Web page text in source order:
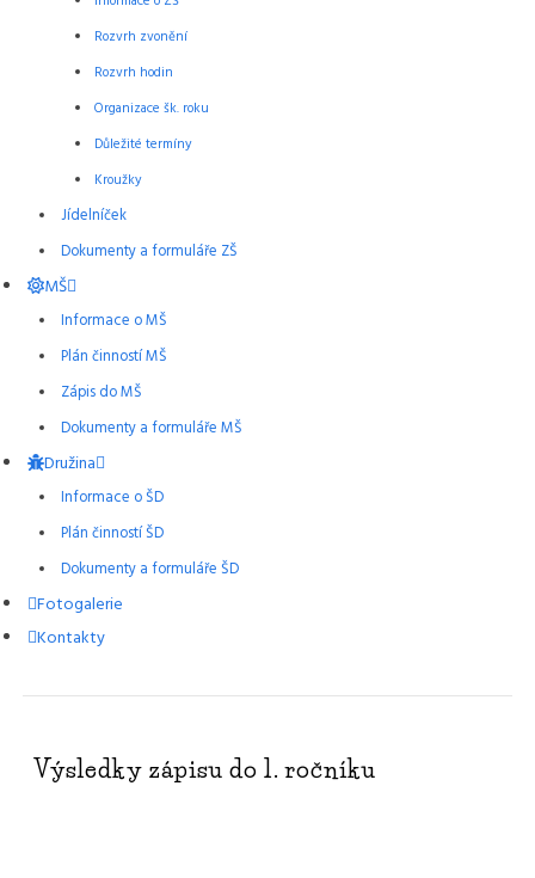
Rozvrh zvonění
Rozvrh hodin
Organizace šk. roku
Důležité termíny
Kroužky
Jídelníček
Dokumenty a formuláře ZŠ
MŠ
Informace o MŠ
Plán činností MŠ
Zápis do MŠ
Dokumenty a formuláře MŠ
Družina
Informace o ŠD
Plán činností ŠD
Dokumenty a formuláře ŠD
Fotogalerie
Kontakty
Výsledky zápisu do 1. ročníku